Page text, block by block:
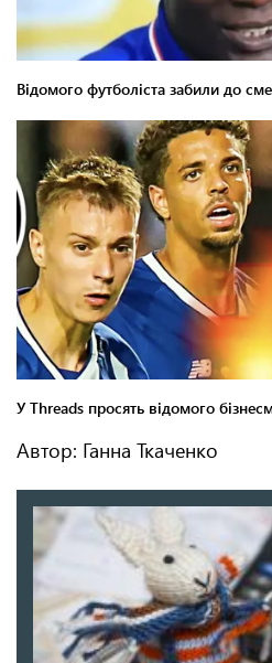
Автор: Ганна Ткаченко